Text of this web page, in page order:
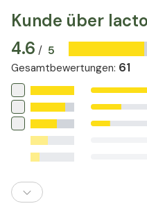
Kunde über
4.6 / 5
Gesamtbewertungen: 61